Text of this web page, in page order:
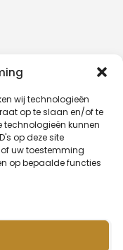
wij technologieën
op te slaan en/of te
technologieën kunnen
op deze site
uw toestemming
op bepaalde functies